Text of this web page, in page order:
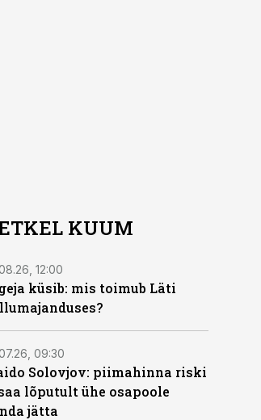
KUUM
12:00
küsib: mis toimub Läti
09:30
Solovjov: piimahinna riski
lõputult ühe osapoole
jätta